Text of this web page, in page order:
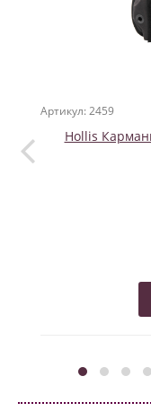
Артикул: 2459
Hollis